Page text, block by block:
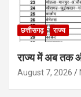
छत्तीसगढ़ राज्य
राज्य में अब तक
August 7, 2026